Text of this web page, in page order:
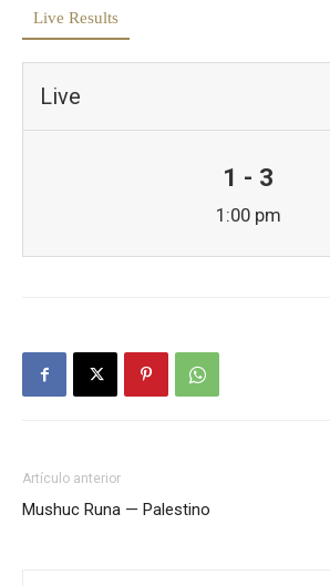
Live Results
Live
1 - 3
1:00 pm
Artículo anterior
Mushuc Runa — Palestino